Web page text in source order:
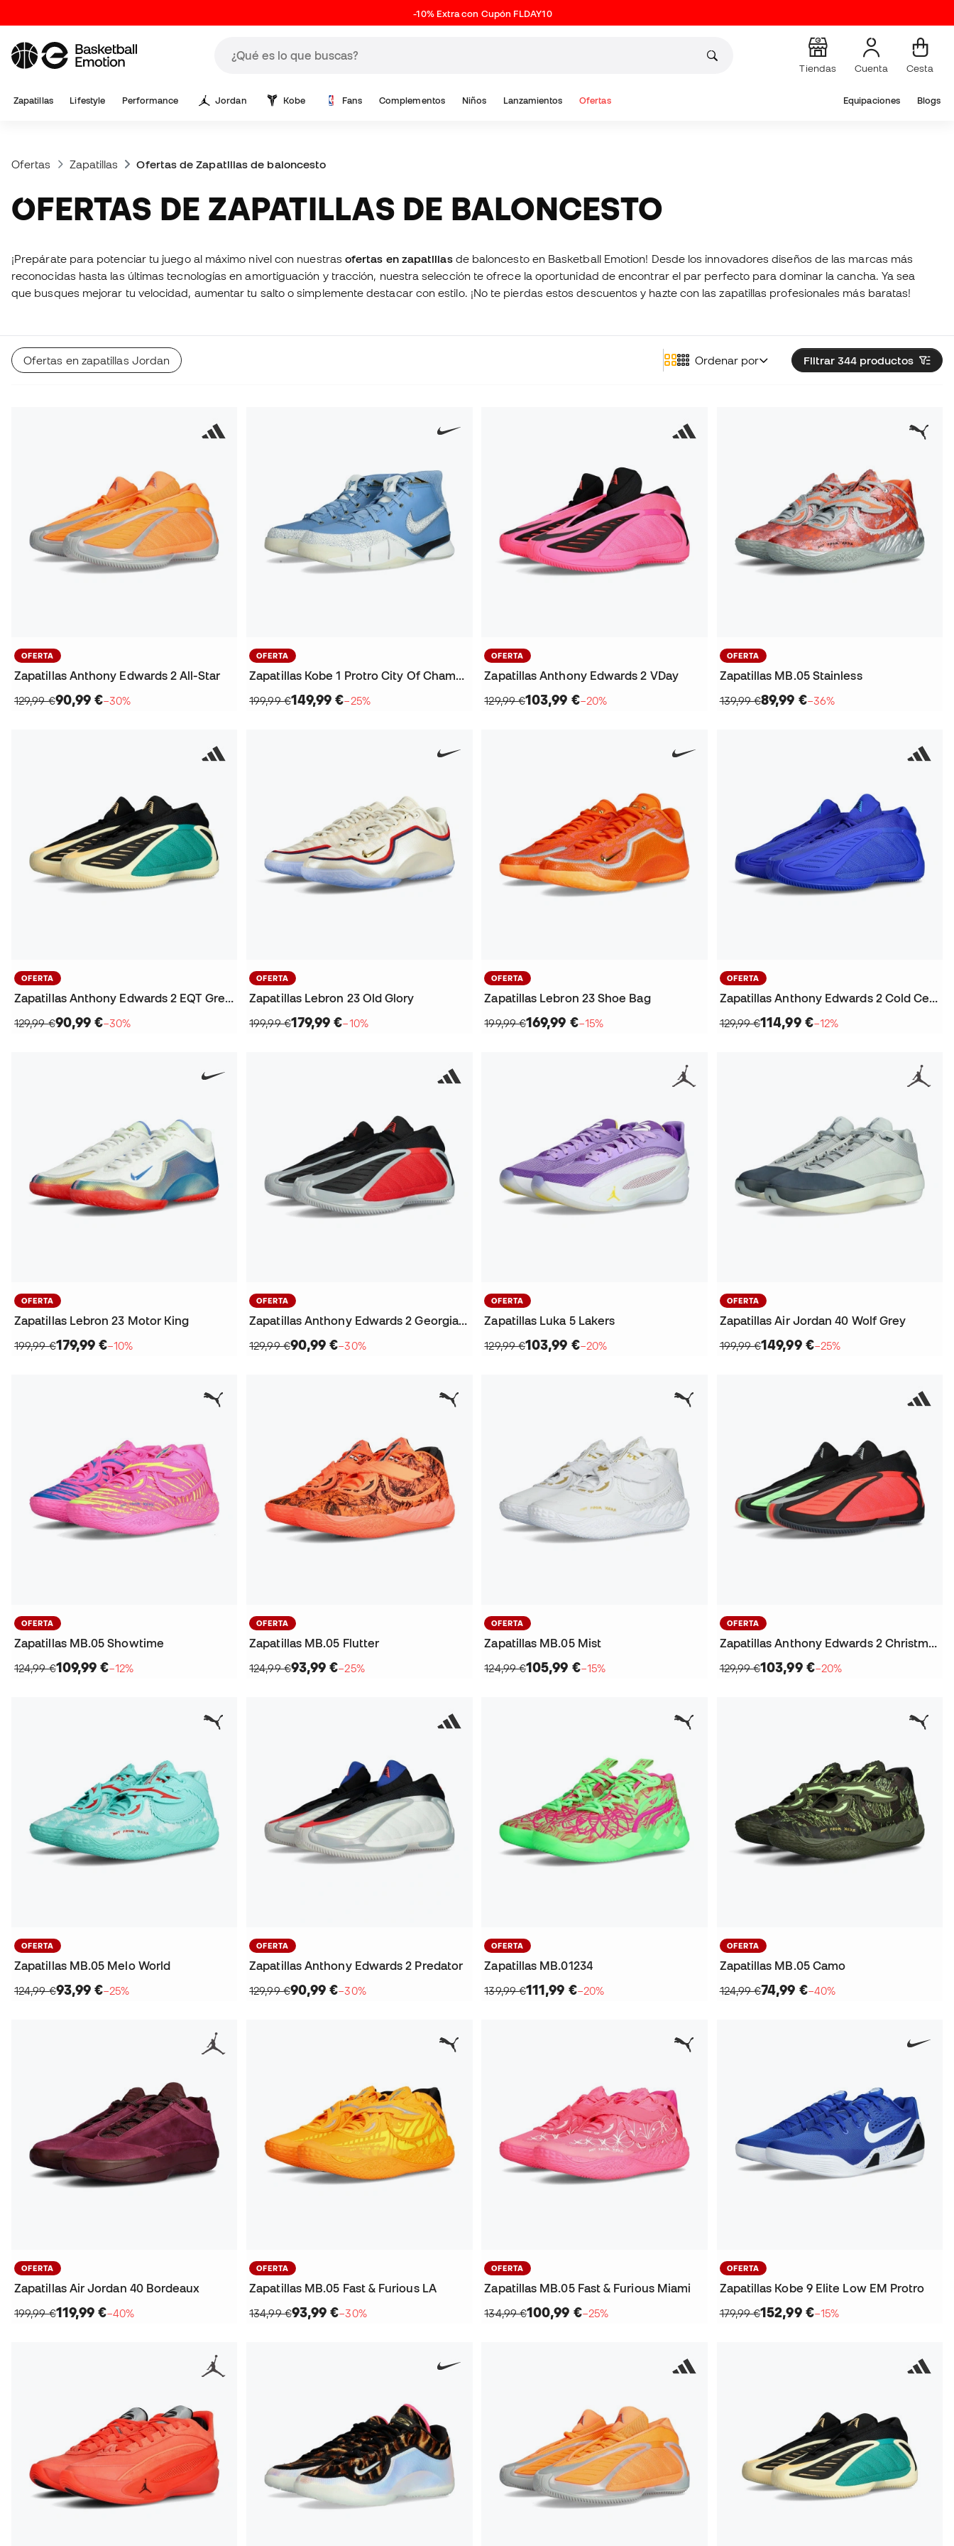
-10% Extra con Cupón FLDAY10
Tiendas Cuenta Cesta
Zapatillas Lifestyle Performance Jordan Kobe Fans Complementos Niños Lanzamientos Ofertas Equipaciones Blogs
Ofertas Zapatillas Ofertas de Zapatillas de baloncesto
OFERTAS DE ZAPATILLAS DE BALONCESTO
¡Prepárate para potenciar tu juego al máximo nivel con nuestras ofertas en zapatillasde baloncesto en Basketball Emotion! Desde los innovadores diseños de las marcas más
reconocidas hasta las últimas tecnologías en amortiguación y tracción, nuestra selección te ofrece la oportunidad de encontrar el par perfecto para dominar la cancha. Ya sea
que busques mejorar tu velocidad, aumentar tu salto o simplemente destacar con estilo. ¡No te pierdas estos descuentos y hazte con las zapatillas profesionales más baratas!
Filtrar 344 productos
Ordenar por
Ofertas en zapatillas Jordan
OFERTA
Zapatillas Anthony Edwards 2 All-Star
129,99 €90,99 €−30%
OFERTA
Zapatillas Kobe 1 Protro City Of Champions
199,99 €149,99 €−25%
OFERTA
Zapatillas Anthony Edwards 2 VDay
129,99 €103,99 €−20%
OFERTA
Zapatillas MB.05 Stainless
139,99 €89,99 €−36%
OFERTA
Zapatillas Anthony Edwards 2 EQT Green
129,99 €90,99 €−30%
OFERTA
Zapatillas Lebron 23 Old Glory
199,99 €179,99 €−10%
OFERTA
Zapatillas Lebron 23 Shoe Bag
199,99 €169,99 €−15%
OFERTA
Zapatillas Anthony Edwards 2 Cold Cement
129,99 €114,99 €−12%
OFERTA
Zapatillas Lebron 23 Motor King
199,99 €179,99 €−10%
OFERTA
Zapatillas Anthony Edwards 2 Georgia Bulldawgs
129,99 €90,99 €−30%
OFERTA
Zapatillas Luka 5 Lakers
129,99 €103,99 €−20%
OFERTA
Zapatillas Air Jordan 40 Wolf Grey
199,99 €149,99 €−25%
OFERTA
Zapatillas MB.05 Showtime
124,99 €109,99 €−12%
OFERTA
Zapatillas MB.05 Flutter
124,99 €93,99 €−25%
OFERTA
Zapatillas MB.05 Mist
124,99 €105,99 €−15%
OFERTA
Zapatillas Anthony Edwards 2 Christmas
129,99 €103,99 €−20%
OFERTA
Zapatillas MB.05 Melo World
124,99 €93,99 €−25%
OFERTA
Zapatillas Anthony Edwards 2 Predator
129,99 €90,99 €−30%
OFERTA
Zapatillas MB.01234
139,99 €111,99 €−20%
OFERTA
Zapatillas MB.05 Camo
124,99 €74,99 €−40%
OFERTA
Zapatillas Air Jordan 40 Bordeaux
199,99 €119,99 €−40%
OFERTA
Zapatillas MB.05 Fast & Furious LA
134,99 €93,99 €−30%
OFERTA
Zapatillas MB.05 Fast & Furious Miami
134,99 €100,99 €−25%
OFERTA
Zapatillas Kobe 9 Elite Low EM Protro
179,99 €152,99 €−15%